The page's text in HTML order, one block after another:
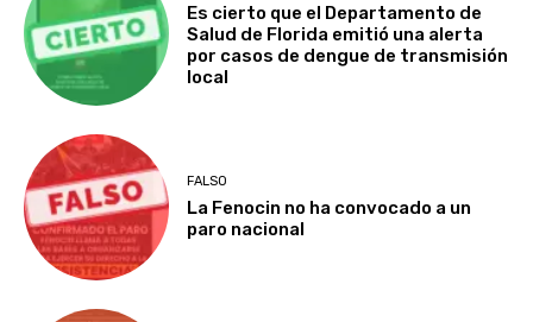
Es cierto que el Departamento de
Salud de Florida emitió una alerta
por casos de dengue de transmisión
local
FALSO
La Fenocin no ha convocado a un
paro nacional